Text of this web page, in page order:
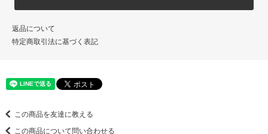
返品について
特定商取引法に基づく表記
この商品を友達に教える
この商品について問い合わせる